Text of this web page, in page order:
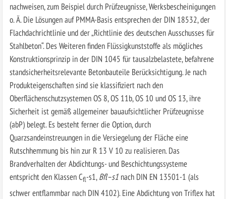
nachweisen, zum Beispiel durch Prüfzeugnisse, Werksbescheinigungen
o. Ä. Die Lösungen auf PMMA-Basis entsprechen der DIN 18532, der
Flachdachrichtlinie und der „Richtlinie des deutschen Ausschusses für
Stahlbeton“. Des Weiteren finden Flüssigkunststoffe als mögliches
Konstruktionsprinzip in der DIN 1045 für tausalzbelastete, befahrene
standsicherheitsrelevante Betonbauteile Berücksichtigung. Je nach
Produkteigenschaften sind sie klassifiziert nach den
Oberflächenschutzsystemen OS 8, OS 11b, OS 10 und OS 13, ihre
Sicherheit ist gemäß allgemeiner bauaufsichtlicher Prüfzeugnisse
(abP) belegt. Es besteht ferner die Option, durch
Quarzsandeinstreuungen in die Versiegelung der Fläche eine
Rutschhemmung bis hin zur R 13 V 10 zu realisieren. Das
Brandverhalten der Abdichtungs- und Beschichtungssysteme
entspricht den Klassen Cfl-s1,Bfl–s1nach DIN EN 13501-1 (als
schwer entflammbar nach DIN 4102). Eine Abdichtung von Triflex hat